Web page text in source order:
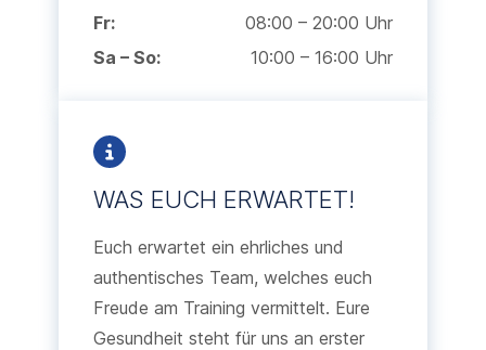
Fr:
08:00 – 20:00 Uhr
Sa – So:
10:00 – 16:00 Uhr
WAS EUCH ERWARTET!
Euch erwartet ein ehrliches und
authentisches Team, welches euch
Freude am Training vermittelt. Eure
Gesundheit steht für uns an erster